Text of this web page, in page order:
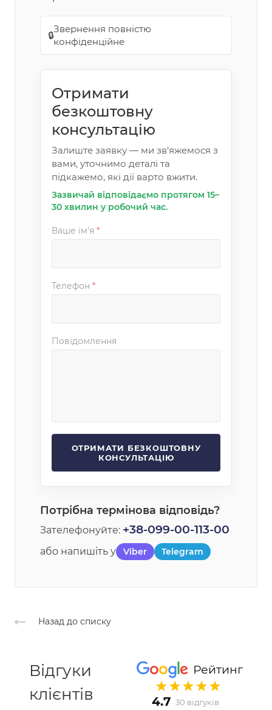
🔒
Звернення повністю
конфіденційне
Отримати
безкоштовну
консультацію
Залиште заявку — ми зв’яжемося з
вами, уточнимо деталі та
підкажемо, які дії варто вжити.
Зазвичай відповідаємо протягом 15–
30 хвилин у робочий час.
Ваше ім'я *
Телефон *
Повідомлення
Потрібна термінова відповідь?
Зателефонуйте: +38-099-00-113-00
або напишіть у Viber Telegram
Назад до списку
Рейтинг
4.7 30 відгуків
Відгуки
клієнтів